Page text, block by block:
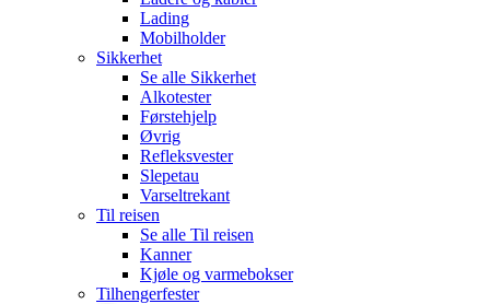
Lading
Mobilholder
Sikkerhet
Se alle Sikkerhet
Alkotester
Førstehjelp
Øvrig
Refleksvester
Slepetau
Varseltrekant
Til reisen
Se alle Til reisen
Kanner
Kjøle og varmebokser
Tilhengerfester